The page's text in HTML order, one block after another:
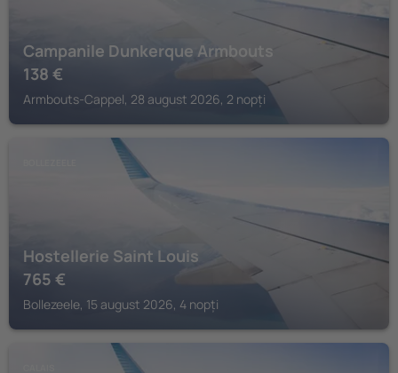
Campanile Dunkerque Armbouts
138 €
Armbouts-Cappel, 28 august 2026, 2 nopți
Hostellerie Saint Louis
765 €
Bollezeele, 15 august 2026, 4 nopți